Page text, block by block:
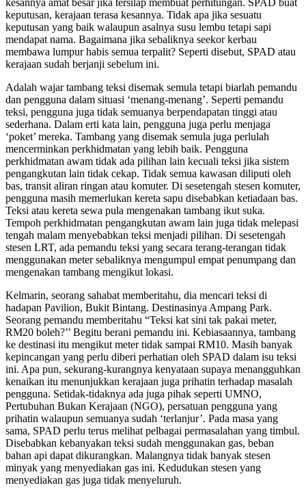
keputusan, kerajaan terasa kesannya. Tidak apa jika sesuatu
keputusan yang baik walaupun asalnya susu lembu tetapi sapi
mendapat nama. Bagaimana jika sebaliknya seekor kerbau
membawa lumpur habis semua terpalit? Seperti disebut, SPAD atau
kerajaan sudah berjanji sebelum ini.
Adalah wajar tambang teksi disemak semula tetapi biarlah pemandu
dan pengguna dalam situasi ‘menang-menang’. Seperti pemandu
teksi, pengguna juga tidak semuanya berpendapatan tinggi atau
sederhana. Dalam erti kata lain, pengguna juga perlu menjaga
‘poket’ mereka. Tambang yang disemak semula juga perlulah
mencerminkan perkhidmatan yang lebih baik. Pengguna
perkhidmatan awam tidak ada pilihan lain kecuali­ teksi jika sistem
pengangkutan lain tidak cekap. Tidak semua kawasan diliputi oleh
bas, transit aliran ringan atau komuter. Di sesetengah stesen komuter,
pengguna masih memerlukan kereta sapu disebabkan ketiadaan bas.
Teksi atau kereta sewa pula mengenakan tambang ikut suka.
Tempoh per­khidmatan pengangkutan awam lain juga tidak melepasi
tengah malam menyebabkan teksi menjadi pilihan. Di sesetengah
stesen LRT, ada pemandu teksi yang secara terang-terangan tidak
menggunakan meter sebaliknya mengumpul empat penum­pang dan
mengenakan tambang mengikut lokasi.
Kelmarin, seorang sahabat memberitahu, dia mencari teksi di
hadapan Pavilion, Bukit Bintang. Destinasinya Ampang Park.
Seorang pemandu memberitahu “Teksi kat sini tak pakai meter,
RM20 boleh?’’ Begitu berani pemandu ini. Kebiasaannya, tambang
ke destinasi itu mengikut meter tidak sampai RM10. Masih banyak
kepincangan yang perlu diberi perhatian oleh SPAD dalam isu teksi
ini. Apa pun, sekurang-kurangnya kenyataan su­paya menangguhkan
kenaikan itu menunjukkan kerajaan juga prihatin terhadap masalah
pengguna. Setidak-tidaknya ada juga pihak seperti UMNO,
Pertubuhan Bukan Kerajaan (NGO), persatuan pengguna yang
prihatin walaupun semuanya sudah ‘terlanjur’. Pada masa yang
sama, SPAD perlu terus melihat pelbagai permasalahan yang timbul.
Disebabkan kebanyakan teksi sudah menggunakan gas, beban
bahan api dapat dikurangkan. Malangnya tidak banyak ste­sen
minyak yang menyediakan gas ini. Kedudukan stesen yang
menyediakan gas juga tidak menyeluruh.